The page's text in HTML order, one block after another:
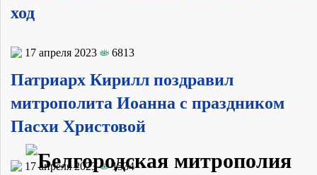
ход
17 апреля 2023 6813
Патриарх Кирилл поздравил
митрополита Иоанна с праздником
Пасхи Христовой
17 апреля 2023 1534